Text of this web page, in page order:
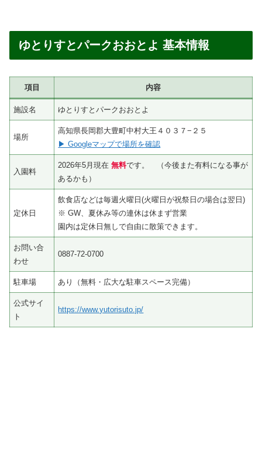
ゆとりすとパークおおとよ 基本情報
項目 内容
施設名 ゆとりすとパークおおとよ
場所
高知県長岡郡大豊町中村大王４０３７−２５
▶ Googleマップで場所を確認
入園料
2026年5月現在無料です。 （今後また有料になる事が
あるかも）
定休日
飲食店などは毎週火曜日(火曜日が祝祭日の場合は翌日)
※ GW、夏休み等の連休は休まず営業
園内は定休日無しで自由に散策できます。
お問い合
わせ
0887-72-0700
駐車場 あり（無料・広大な駐車スペース完備）
公式サイ
ト
https://www.yutorisuto.jp/